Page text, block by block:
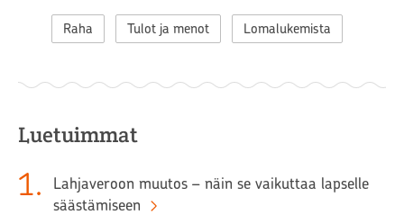
Raha Tulot ja menot Lomalukemista
Luetuimmat
1.
Lahjaveroon muutos – näin se vaikuttaa lapselle
säästämiseen